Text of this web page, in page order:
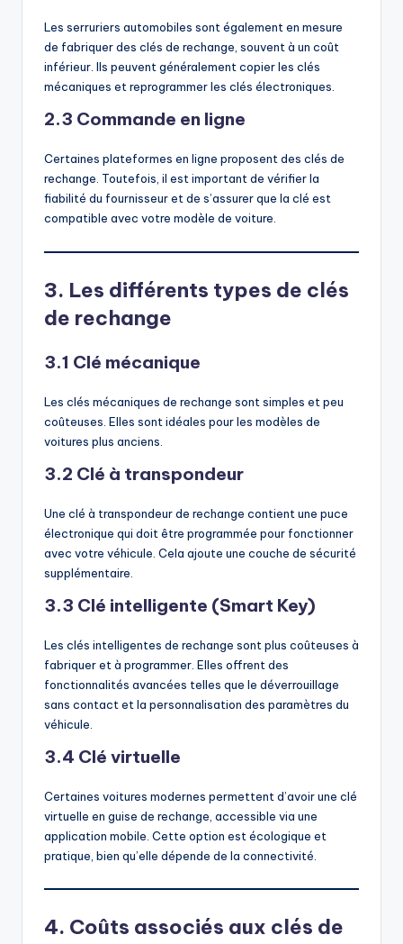
Les serruriers automobiles sont également en mesure
de fabriquer des clés de rechange, souvent à un coût
inférieur. Ils peuvent généralement copier les clés
mécaniques et reprogrammer les clés électroniques.
2.3 Commande en ligne
Certaines plateformes en ligne proposent des clés de
rechange. Toutefois, il est important de vérifier la
fiabilité du fournisseur et de s’assurer que la clé est
compatible avec votre modèle de voiture.
3. Les différents types de clés
de rechange
3.1 Clé mécanique
Les clés mécaniques de rechange sont simples et peu
coûteuses. Elles sont idéales pour les modèles de
voitures plus anciens.
3.2 Clé à transpondeur
Une clé à transpondeur de rechange contient une puce
électronique qui doit être programmée pour fonctionner
avec votre véhicule. Cela ajoute une couche de sécurité
supplémentaire.
3.3 Clé intelligente (Smart Key)
Les clés intelligentes de rechange sont plus coûteuses à
fabriquer et à programmer. Elles offrent des
fonctionnalités avancées telles que le déverrouillage
sans contact et la personnalisation des paramètres du
véhicule.
3.4 Clé virtuelle
Certaines voitures modernes permettent d’avoir une clé
virtuelle en guise de rechange, accessible via une
application mobile. Cette option est écologique et
pratique, bien qu’elle dépende de la connectivité.
4. Coûts associés aux clés de